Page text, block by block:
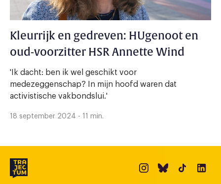
Kleurrijk en gedreven: HUgenoot en
oud-voorzitter HSR Annette Wind
'Ik dacht: ben ik wel geschikt voor
medezeggenschap? In mijn hoofd waren dat
activistische vakbondslui.'
18 september 2024 - 11 min.